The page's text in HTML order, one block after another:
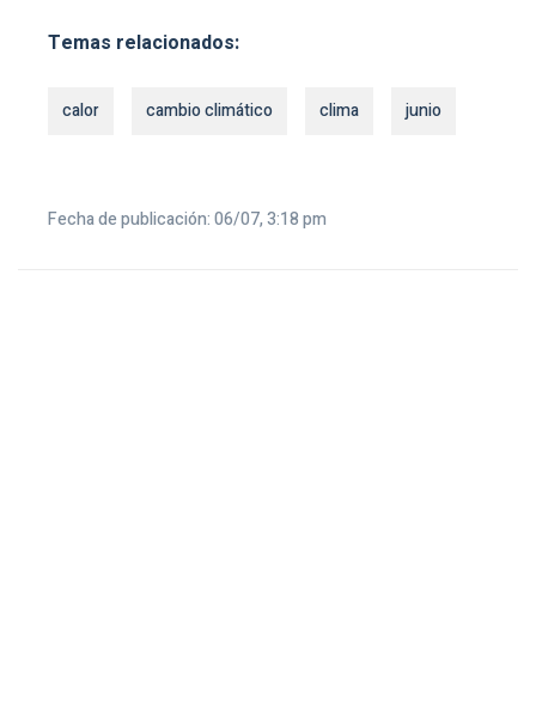
Temas relacionados:
calor cambio climático clima junio
Fecha de publicación: 06/07, 3:18 pm